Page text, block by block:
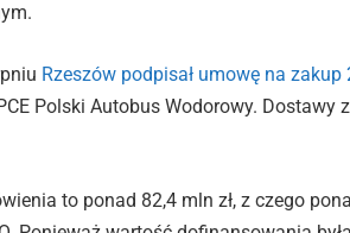
Rzeszów podpisał umowę na
Polski Autobus Wodorowy. Dostawy
to ponad 82,4 mln zł, z czego